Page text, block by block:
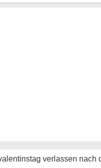
verlassen